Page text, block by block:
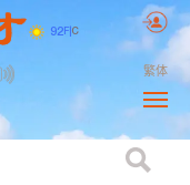
92F| C
繁体